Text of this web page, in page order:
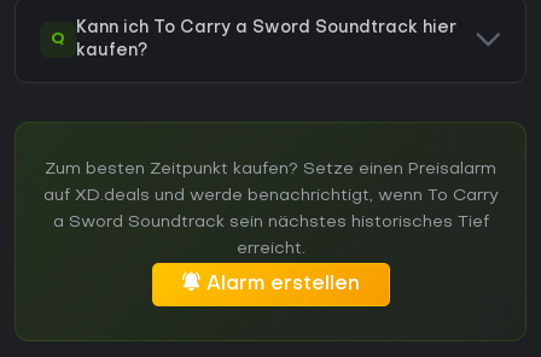
Q
Kann ich To Carry a Sword Soundtrack hier
kaufen?
Zum besten Zeitpunkt kaufen? Setze einen Preisalarm
auf XD.deals und werde benachrichtigt, wenn To Carry
a Sword Soundtrack sein nächstes historisches Tief
erreicht.
Alarm erstellen